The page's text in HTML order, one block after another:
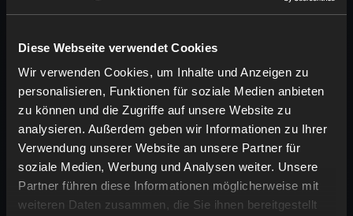
Diese Webseite verwendet Cookies
Wir verwenden Cookies, um Inhalte und Anzeigen zu
personalisieren, Funktionen für soziale Medien anbieten
zu können und die Zugriffe auf unsere Website zu
analysieren. Außerdem geben wir Informationen zu Ihrer
Verwendung unserer Website an unsere Partner für
soziale Medien, Werbung und Analysen weiter. Unsere
Partner führen diese Informationen möglicherweise mit
weiteren Daten zusammen, die Sie ihnen bereitgestellt
einstellen
möglich! In die GameUserSettings.ini folgende
BattlEye bei ARK deaktivieren
Im Basic sowie Advanced Mode Deine
Konfiguration öffnen. Dort zu Konfiguration ->
Add-Ons navigieren und BattlEye …
Crossplay (Steam/Epic) bei ARK Survival
Evolved Server
Unsere Server sind per default für Steam und